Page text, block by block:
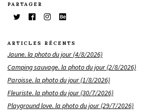
PARTAGER
ARTICLES RÉCENTS
Jaune. la photo du jour (4/8/2026)
Camping sauvage. la photo du jour (2/8/2026)
Paroisse. la photo du jour (1/8/2026)
Fleuriste. la photo du jour (30/7/2026)
Playground love. la photo du jour (29/7/2026)